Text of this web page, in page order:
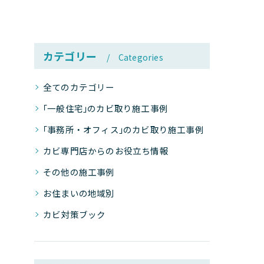
カテゴリー Categories
全てのカテゴリー
｢一般住宅｣のカビ取り施工事例
｢事務所・オフィス｣のカビ取り施工事例
カビ専門店からのお役立ち情報
その他の施工事例
お住まいの地域別
カビ対策ブック